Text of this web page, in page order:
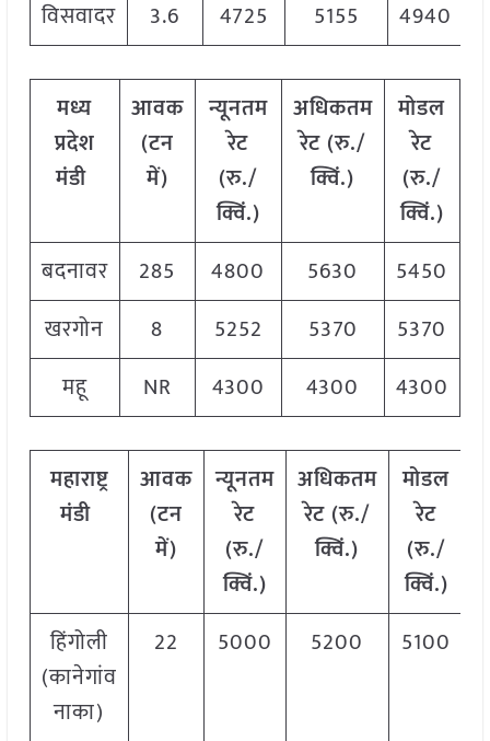
विसवादर
3.6 4725 5155 4940
मध्य
प्रदेश
मंडी
आवक
(टन
में)
न्यूनतम
रेट
(रु./
क्विं.)
अधिकतम
रेट (रु./
क्विं.)
मोडल
रेट
(रु./
क्विं.)
बदनावर
285 4800 5630
5450
खरगोन
8 5252 5370
5370
महू
NR 4300 4300 4300
महाराष्ट्र
मंडी
आवक
(टन
में)
न्यूनतम
रेट
(रु./
क्विं.)
अधिकतम
रेट (रु./
क्विं.)
मोडल
रेट
(रु./
क्विं.)
हिंगोली
(कानेगांव
नाका)
22 5000 5200 5100